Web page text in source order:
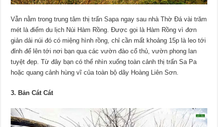
Vẫn nằm trong trung tâm thị trấn Sapa ngay sau nhà Thờ Đá vài trăm
mét là điểm du lịch Núi Hàm Rồng. Được gọi là Hàm Rồng vì đơn
giản dải núi đó có miệng hình rồng, chỉ cần mất khoảng 15p là leo tới
đỉnh để lên tới nơi bạn qua các vườn đào cổ thủ, vườn phong lan
tuyệt đẹp. Từ đây bạn có thể nhìn xuống toàn cảnh thị trấn Sa Pa
hoặc quang cảnh hùng vĩ của toàn bộ dãy Hoàng Liên Sơn.
3. Bản Cát Cát